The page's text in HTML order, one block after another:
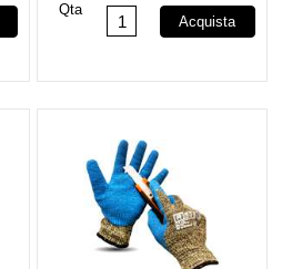
Qta
Acquista